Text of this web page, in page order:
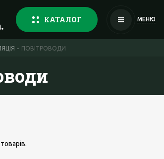
КАТАЛОГ МЕНЮ
ПОВІТРОВОДИ